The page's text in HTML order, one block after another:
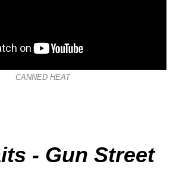
CANNED HEAT
- Gun Street